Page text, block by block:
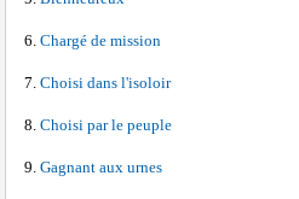
Chargé de mission
Choisi dans l'isoloir
Choisi par le peuple
Gagnant aux urnes